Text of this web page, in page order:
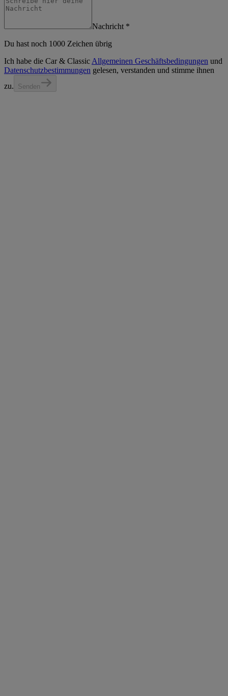
Nachricht *
Du hast noch 1000 Zeichen übrig
Ich habe die Car & Classic Allgemeinen Geschäftsbedingungen und
Datenschutzbestimmungen gelesen, verstanden und stimme ihnen
zu.
Senden